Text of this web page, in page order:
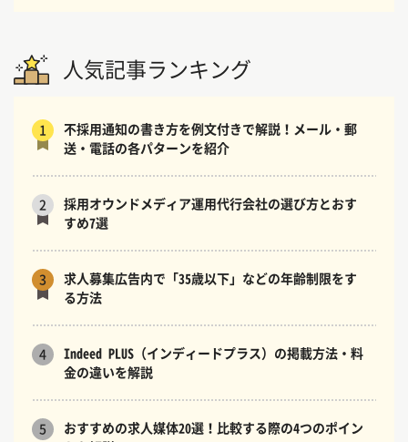
人気記事ランキング
1
不採用通知の書き方を例文付きで解説！メール・郵
送・電話の各パターンを紹介
2
採用オウンドメディア運用代行会社の選び方とおす
すめ7選
3
求人募集広告内で「35歳以下」などの年齢制限をす
る方法
4
Indeed PLUS（インディードプラス）の掲載方法・料
金の違いを解説
5
おすすめの求人媒体20選！比較する際の4つのポイン